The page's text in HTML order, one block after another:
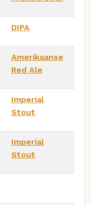
DIPA
Amerikaanse
Red Ale
Imperial
Stout
Imperial
Stout